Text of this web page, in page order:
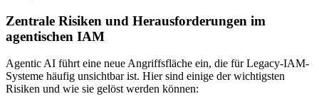
Zentrale Risiken und Herausforderungen im
agentischen IAM
Agentic AI führt eine neue Angriffsfläche ein, die für Legacy-IAM-
Systeme häufig unsichtbar ist. Hier sind einige der wichtigsten
Risiken und wie sie gelöst werden können: